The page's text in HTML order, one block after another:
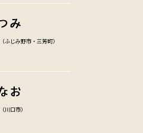
（ふじみ野市・三芳町）
（川口市）